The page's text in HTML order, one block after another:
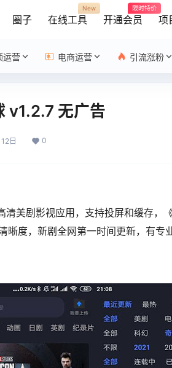
圈子 在线工具
New
开通会员
限时特价
项
运营 电商运营 引流涨粉
v1.2.7 无广告
日 0
清美剧影视应用，支持投屏和缓存，
晰度，新剧全网第一时间更新，有专